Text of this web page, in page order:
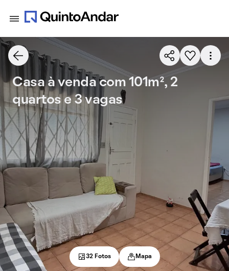
Casa à venda com 101m², 2
quartos e 3 vagas
32 Fotos Mapa